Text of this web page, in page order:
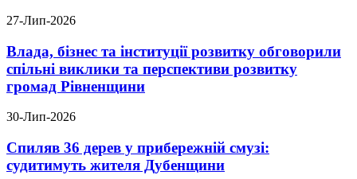
27-Лип-2026
Влада, бізнес та інституції розвитку обговорили
спільні виклики та перспективи розвитку
громад Рівненщини
30-Лип-2026
Спиляв 36 дерев у прибережній смузі:
судитимуть жителя Дубенщини